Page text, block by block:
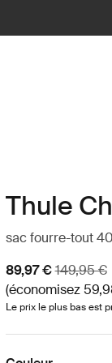
Thule
sac fourre-tout
Prix de vente
89,97 €Prix
149,95 €
(économisez
Le prix le plus bas est